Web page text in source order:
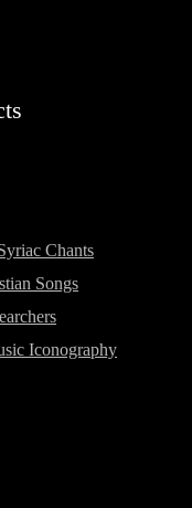
Chants
Songs
Iconography